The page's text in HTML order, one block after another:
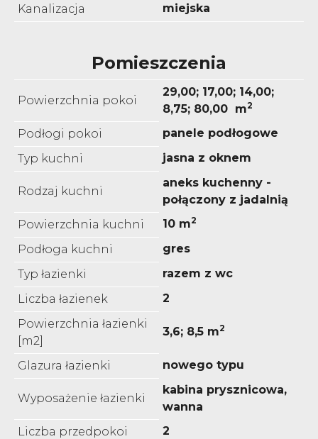
Kanalizacja
miejska
Pomieszczenia
Powierzchnia pokoi
29,00; 17,00; 14,00;
8,75; 80,00 m2
Podłogi pokoi
panele podłogowe
Typ kuchni
jasna z oknem
Rodzaj kuchni
aneks kuchenny -
połączony z jadalnią
Powierzchnia kuchni
10 m2
Podłoga kuchni
gres
Typ łazienki
razem z wc
Liczba łazienek
2
Powierzchnia łazienki
[m2]
3,6; 8,5 m2
Glazura łazienki nowego typu
Wyposażenie łazienki
kabina prysznicowa,
wanna
Liczba przedpokoi
2